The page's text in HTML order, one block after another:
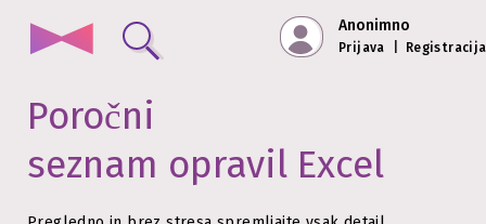
Anonimno
Prijava Registracija
Poročni
seznam opravil Excel